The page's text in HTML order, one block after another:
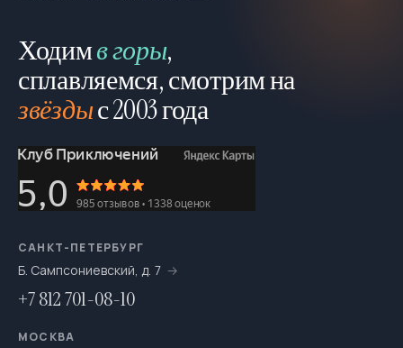
Ходимв горы,
сплавляемся, смотрим на
звёздыс 2003 года
САНКТ-ПЕТЕРБУРГ
Б. Сампсониевский, д. 7
+7 812 701-08-10
МОСКВА